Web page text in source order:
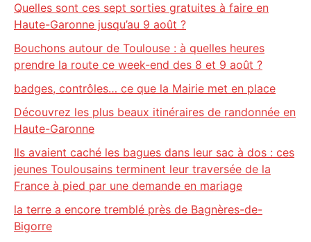
Quelles sont ces sept sorties gratuites à faire en
Haute-Garonne jusqu’au 9 août ?
Bouchons autour de Toulouse : à quelles heures
prendre la route ce week-end des 8 et 9 août ?
badges, contrôles… ce que la Mairie met en place
Découvrez les plus beaux itinéraires de randonnée en
Haute-Garonne
Ils avaient caché les bagues dans leur sac à dos : ces
jeunes Toulousains terminent leur traversée de la
France à pied par une demande en mariage
la terre a encore tremblé près de Bagnères-de-
Bigorre